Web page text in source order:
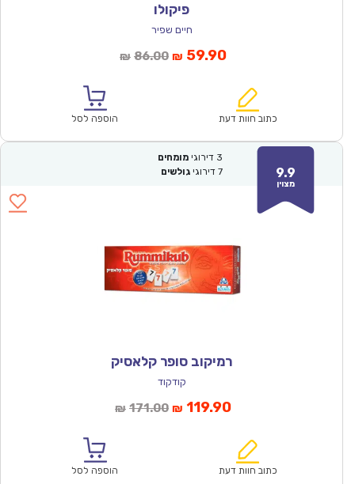
פיקולו
חיים שפיר
₪ 86.00המחיר
₪86.00.
₪ 59.90המחיר
הוא:
כתוב חוות דעת הוספה לסל
9.9
מצוין
3 דירוגי מומחים
7 דירוגי גולשים
רמיקוב סופר קלאסיק
קודקוד
₪ 171.00המחיר
₪171.00.
₪ 119.90המחיר
הוא:
כתוב חוות דעת הוספה לסל